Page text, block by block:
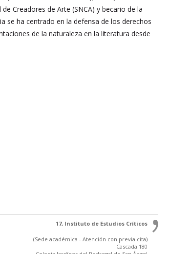
Creadores de Arte (SNCA) y becario de la
se ha centrado en la defensa de los derechos
de la naturaleza en la literatura desde
17, Instituto de Estudios Críticos
(Sede académica - Atención con previa cita)
Cascada 180